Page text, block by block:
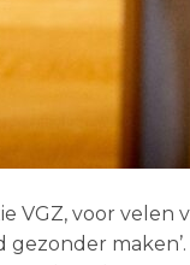
VGZ, voor